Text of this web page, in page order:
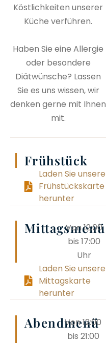
Köstlichkeiten unserer
Küche verführen.
Haben Sie eine Allergie
oder besondere
Diätwünsche? Lassen
Sie es uns wissen, wir
denken gerne mit Ihnen
mit.
Frühstück
Laden Sie unsere
Frühstückskarte
herunter
Mittagsmenü
Von 12:00
bis 17:00
Uhr
Laden Sie unsere
Mittagskarte
herunter
Abendmenü
Von 12:00
bis 21:00